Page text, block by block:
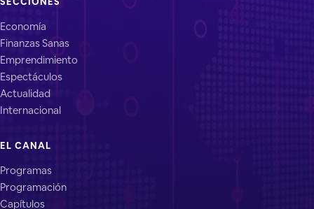
Economía
Finanzas Sanas
Emprendimiento
Espectáculos
Actualidad
Internacional
EL CANAL
Programas
Programación
Capítulos